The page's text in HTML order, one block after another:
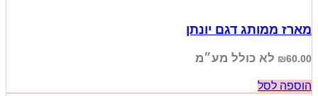
מארז ממותג דגם יונתן
₪60.00 לא כולל מע״מ
הוספה לסל